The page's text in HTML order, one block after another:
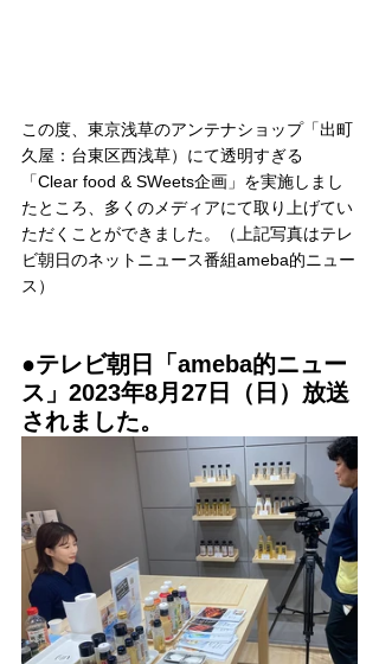
この度、東京浅草のアンテナショップ「出町
久屋：台東区西浅草）にて透明すぎる
「Clear food & SWeets企画」を実施しまし
たところ、多くのメディアにて取り上げてい
ただくことができました。（上記写真はテレ
ビ朝日のネットニュース番組ameba的ニュー
ス）
●テレビ朝日「ameba的ニュー
ス」2023年8月27日（日）放送
されました。